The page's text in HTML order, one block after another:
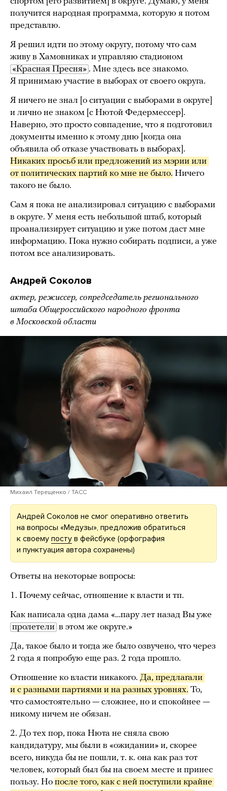
получится народная программа, которую я потом
представлю.
Я решил идти по этому округу, потому что сам
живу в Хамовниках и управляю стадионом
«Красная Пресня» . Мне здесь все знакомо.
Я принимаю участие в выборах от своего округа.
Я ничего не знал [о ситуации с выборами в округе]
и лично не знаком [с Нютой Федермессер].
Наверно, это просто совпадение, что я подготовил
документы именно к этому дню [когда она
объявила об отказе участвовать в выборах].
Никаких просьб или предложений из мэрии или
от политических партий ко мне не было. Ничего
такого не было.
Сам я пока не анализировал ситуацию с выборами
в округе. У меня есть небольшой штаб, который
проанализирует ситуацию и уже потом даст мне
информацию. Пока нужно собирать подписи, а уже
потом все анализировать.
Андрей Соколов
актер, режиссер, сопредседатель регионального
штаба Общероссийского народного фронта
в Московской области
Михаил Терещенко / ТАСС
Андрей Соколов не смог оперативно ответить
на вопросы «Медузы», предложив обратиться
к своему посту в фейсбуке (орфография
и пунктуация автора сохранены)
Ответы на некоторые вопросы:
1. Почему сейчас, отношение к власти и тп.
Как написала одна дама «…пару лет назад Вы уже
пролетели в этом же округе.»
Да, такое было и тогда же было озвучено, что через
2 года я попробую еще раз. 2 года прошло.
Отношение ко власти никакого. Да, предлагали
и с разными партиями и на разных уровнях. То,
что самостоятельно — сложнее, но и спокойнее —
никому ничем не обязан.
2. До тех пор, пока Нюта не сняла свою
кандидатуру, мы были в «ожидании» и, скорее
всего, никуда бы не пошли, т. к. она как раз тот
человек, который был бы на своем месте и принес
пользу. Но после того, как с ней поступили крайне